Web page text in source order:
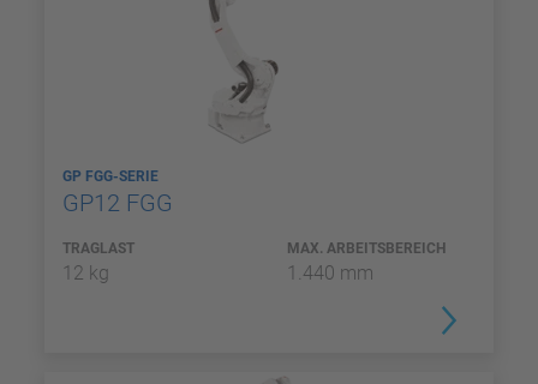
GP FGG-SERIE
GP12 FGG
TRAGLAST
12 kg
MAX. ARBEITSBEREICH
1.440 mm